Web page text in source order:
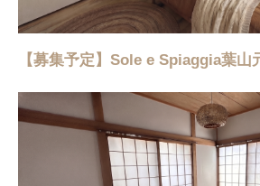
【募集予定】Sole e Spiaggia葉